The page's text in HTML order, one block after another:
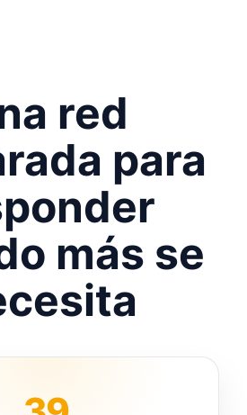
red
para
más se